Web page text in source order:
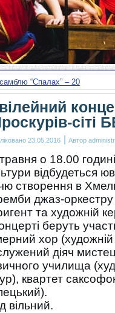
“Спалах” – 20
сіті
23.05.2016 | Автор
о 18.00
відбудеться
створення в
джаз-оркестру
та художній
беруть
хор
діяч
училища
квартет
вільний.